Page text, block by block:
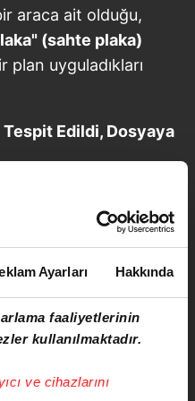
Ayarları Hakkında
faaliyetlerinin
kullanılmaktadır.
ve cihazlarını
araca ait olduğu,
(sahte plaka)
uyguladıkları
Edildi, Dosyaya
acılı eş Ayşe Karaal,
belirterek eşinin
Eşinin
Kartal civarındaki açık
açıklayan acılı eş,
o bölgede
yandan, olayın
selameti açısından